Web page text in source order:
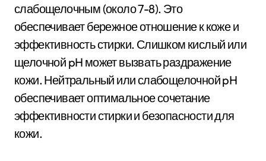
слабощелочным (около 7-8). Это
обеспечивает бережное отношение к коже и
эффективность стирки. Слишком кислый или
щелочной pH может вызвать раздражение
кожи. Нейтральный или слабощелочной pH
обеспечивает оптимальное сочетание
эффективности стирки и безопасности для
кожи.